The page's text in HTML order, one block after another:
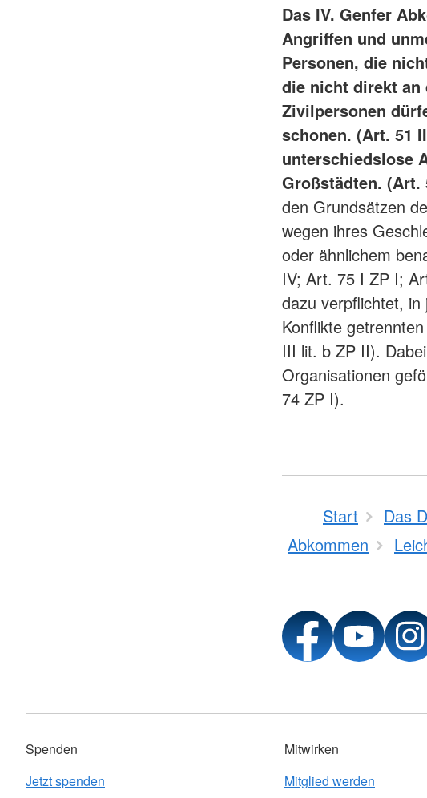
Das IV. Genfer
Angriffen und
Personen, die
die nicht direkt an
Zivilpersonen
schonen. (Art. 51
unterschiedslose
Großstädten. (Art.
den Grundsätzen
wegen ihres
oder ähnlichem
IV; Art. 75 I ZP I;
dazu verpflichtet, in
Konflikte
III lit. b ZP II).
Organisationen
74 ZP I).
Start Das
Abkommen
Spenden
Jetzt spenden
Mitwirken
Mitglied werden